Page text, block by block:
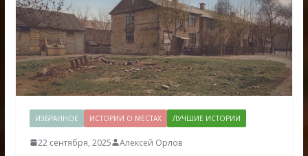
ИЗБРАННОЕ ИСТОРИИ О МЕСТАХ ЛУЧШИЕ ИСТОРИИ
22 сентября, 2025 Алексей Орлов